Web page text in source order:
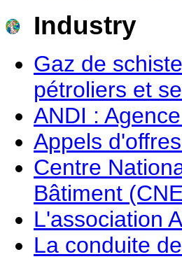
Industry
Gaz de
pétroliers et
ANDI :
Appels
Centre
Bâtiment
L'association
La conduite